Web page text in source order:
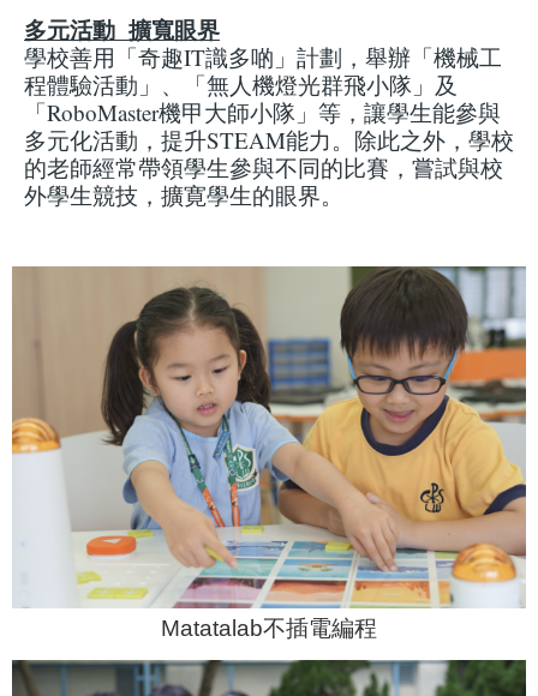
多元活動 擴寬眼界
學校善用「奇趣IT識多啲」計劃，舉辦「機械工
程體驗活動」、「無人機燈光群飛小隊」及
「RoboMaster機甲大師小隊」等，讓學生能參與
多元化活動，提升STEAM能力。除此之外，學校
的老師經常帶領學生參與不同的比賽，嘗試與校
外學生競技，擴寛學生的眼界。
Matatalab不插電編程